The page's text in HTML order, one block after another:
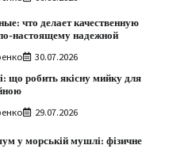
что делает качественную
настоящему надежной
30.07.2026
що робить якісну мийку для
29.07.2026
у морській мушлі: фізичне